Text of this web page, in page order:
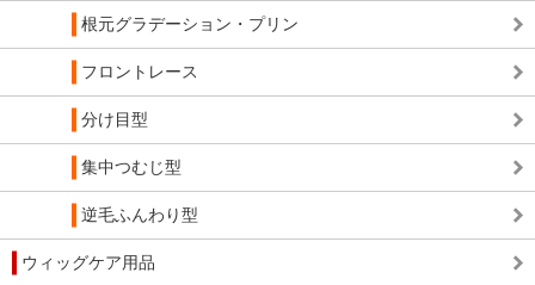
根元グラデーション・プリン
フロントレース
分け目型
集中つむじ型
逆毛ふんわり型
ウィッグケア用品